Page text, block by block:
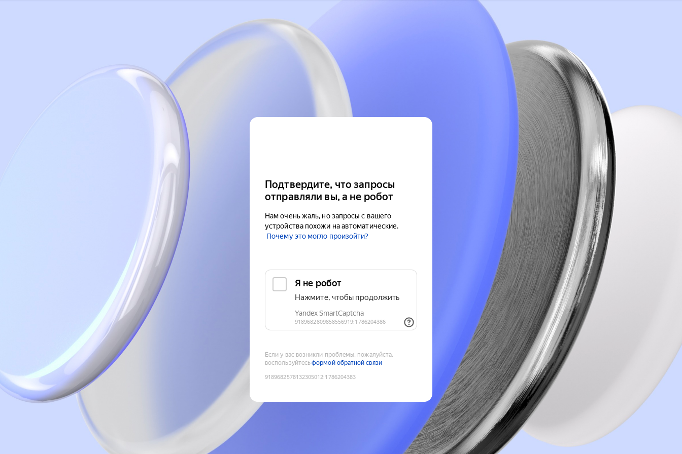
Подтвердите, что запросы
отправляли вы, а не робот
Нам очень жаль, но запросы с вашего
устройства похожи на автоматические.
Почему это могло произойти?
Если у вас возникли проблемы, пожалуйста,
воспользуйтесьформой обратной связи
9189682578132305012:1786204383